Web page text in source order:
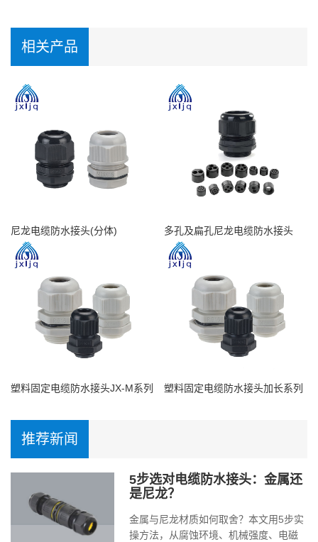
相关产品
尼龙电缆防水接头(分体) 多孔及扁孔尼龙电缆防水接头
塑料固定电缆防水接头JX-M系列 塑料固定电缆防水接头加长系列
推荐新闻
5步选对电缆防水接头：金属还
是尼龙？
金属与尼龙材质如何取舍？本文用5步实
操方法，从腐蚀环境、机械强度、电磁